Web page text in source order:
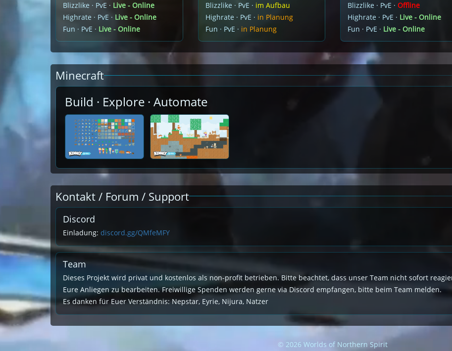
Blizzlike · PvE · Live - Online
Highrate · PvE · Live - Online
Fun · PvE · Live - Online
Blizzlike · PvE · im Aufbau
Highrate · PvE · in Planung
Fun · PvE · in Planung
Blizzlike · PvE · Offline
Highrate · PvE · Live - Online
Fun · PvE · Live - Online
Minecraft
Build · Explore · Automate
Kontakt / Forum / Support
Discord
Einladung: discord.gg/QMfeMFY
Team
Dieses Projekt wird privat und kostenlos als non-profit betrieben. Bitte beachtet, dass unser Team nicht sofort
Eure Anliegen zu bearbeiten. Freiwillige Spenden werden gerne via Discord empfangen, bitte beim Team melden.
Es danken für Euer Verständnis: Nepstar, Eyrie, Nijura, Natzer
© 2026 Worlds of Northern Spirit